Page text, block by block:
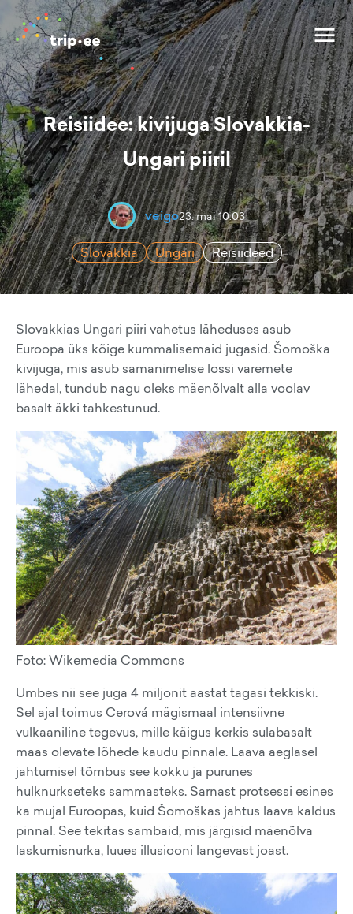
Reisiidee: kivijuga Slovakkia-
Ungari piiril
veigo23. mai 10:03
Slovakkia Ungari Reisiideed
Slovakkias Ungari piiri vahetus läheduses asub
Euroopa üks kõige kummalisemaid jugasid. Šomoška
kivijuga, mis asub samanimelise lossi varemete
lähedal, tundub nagu oleks mäenõlvalt alla voolav
basalt äkki tahkestunud.
Foto: Wikemedia Commons
Umbes nii see juga 4 miljonit aastat tagasi tekkiski.
Sel ajal toimus Cerová mägismaal intensiivne
vulkaaniline tegevus, mille käigus kerkis sulabasalt
maas olevate lõhede kaudu pinnale. Laava aeglasel
jahtumisel tõmbus see kokku ja purunes
hulknurkseteks sammasteks. Sarnast protsessi esines
ka mujal Euroopas, kuid Šomoškas jahtus laava kaldus
pinnal. See tekitas sambaid, mis järgisid mäenõlva
laskumisnurka, luues illusiooni langevast joast.